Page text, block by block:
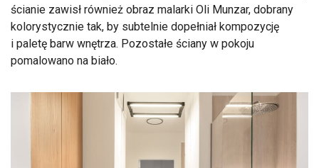
ścianie zawisł również obraz malarki Oli Munzar, dobrany
kolorystycznie tak, by subtelnie dopełniał kompozycję
i paletę barw wnętrza. Pozostałe ściany w pokoju
pomalowano na biało.